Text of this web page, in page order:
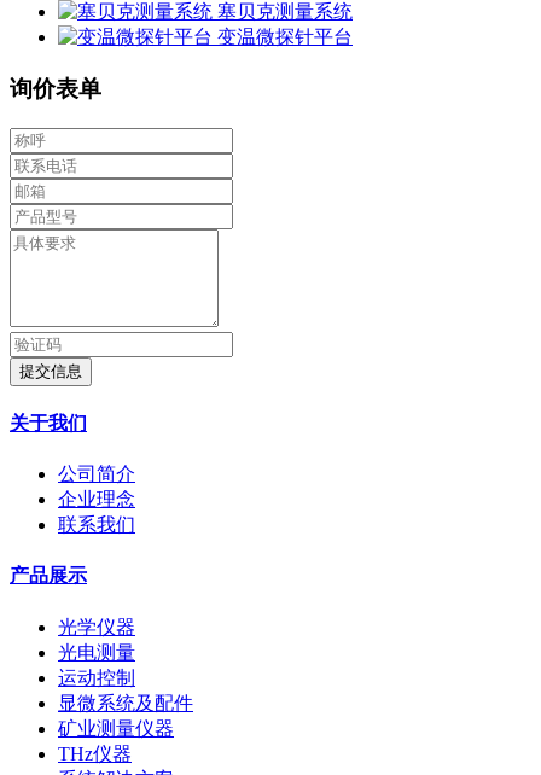
塞贝克测量系统
变温微探针平台
询价表单
提交信息
关于我们
公司简介
企业理念
联系我们
产品展示
光学仪器
光电测量
运动控制
显微系统及配件
矿业测量仪器
THz仪器